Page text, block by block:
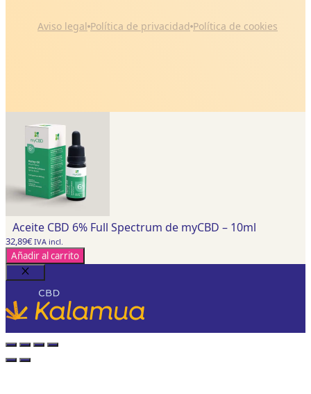
Aviso legal Política de privacidad Política de cookies
Aceite CBD 6% Full Spectrum de myCBD – 10ml
32,89€ IVA incl.
Añadir al carrito
Cerrar